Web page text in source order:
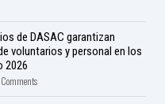
de DASAC garantizan
voluntarios y personal en los
2026